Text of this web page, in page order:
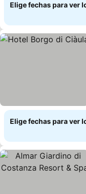
Elige fechas para ver
Elige fechas para ver